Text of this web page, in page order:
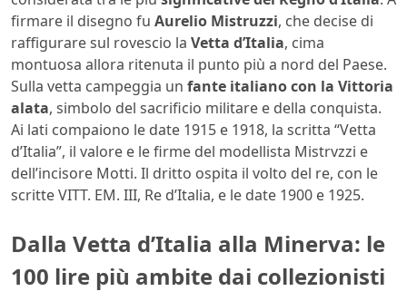
firmare il disegno fu Aurelio Mistruzzi, che decise di
raffigurare sul rovescio la Vetta d’Italia, cima
montuosa allora ritenuta il punto più a nord del Paese.
Sulla vetta campeggia un fante italiano con la Vittoria
alata, simbolo del sacrificio militare e della conquista.
Ai lati compaiono le date 1915 e 1918, la scritta “Vetta
d’Italia”, il valore e le firme del modellista Mistrvzzi e
dell’incisore Motti. Il dritto ospita il volto del re, con le
scritte VITT. EM. III, Re d’Italia, e le date 1900 e 1925.
Dalla Vetta d’Italia alla Minerva: le
100 lire più ambite dai collezionisti